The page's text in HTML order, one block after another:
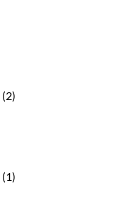
(2)
(1)